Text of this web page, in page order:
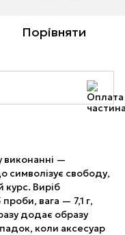
Порівняти
виконанні —
символізує свободу,
курс. Виріб
проби, вага — 7,1 г,
додає образу
коли аксесуар